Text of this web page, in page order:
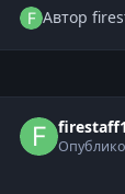
Автор